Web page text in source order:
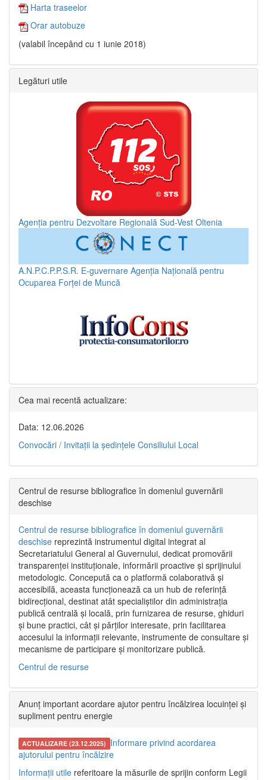
Harta traseelor
Orar autobuze
(valabil începând cu 1 iunie 2018)
Legături utile
Agenția pentru Dezvoltare Regională Sud-Vest Oltenia
A.N.P.C.P.P.S.R. E-guvernare Agenția Națională pentru
Ocuparea Forței de Muncă
Cea mai recentă actualizare:
Data: 12.06.2026
Convocări / Invitaţii la şedinţele Consiliului Local
Centrul de resurse bibliografice în domeniul guvernării
deschise
Centrul de resurse bibliografice în domeniul guvernării
deschise reprezintă instrumentul digital integrat al
Secretariatului General al Guvernului, dedicat promovării
transparenței instituționale, informării proactive și sprijinului
metodologic. Concepută ca o platformă colaborativă și
accesibilă, aceasta funcționează ca un hub de referință
bidirecțional, destinat atât specialiștilor din administrația
publică centrală și locală, prin furnizarea de resurse, ghiduri
și bune practici, cât și părților interesate, prin facilitarea
accesului la informații relevante, instrumente de consultare și
mecanisme de participare și monitorizare publică.
Centrul de resurse
Anunț important acordare ajutor pentru încălzirea locuinței și
supliment pentru energie
ACTUALIZARE (23.12.2025) Informare privind acordarea
ajutorului pentru încălzire
Informații utile referitoare la măsurile de sprijin conform Legii